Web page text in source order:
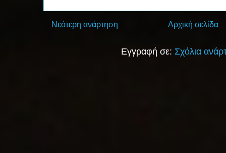
Νεότερη ανάρτηση Αρχική σελίδα
Εγγραφή σε: Σχόλια